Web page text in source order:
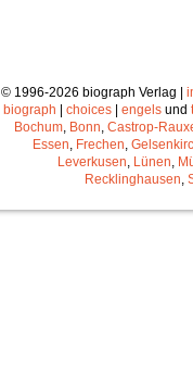
© 1996-2026 biograph Verlag |
biograph
choices engels und
Bochum, Bonn, Castrop-
Essen, Frechen,
Leverkusen, Lünen,
Recklinghausen,